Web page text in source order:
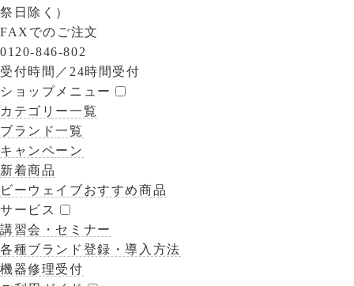
祭日除く）
FAXでのご注文
0120-846-802
受付時間／ 24時間受付
ショップメニュー
カテゴリー一覧
ブランド一覧
キャンペーン
新着商品
ビーウェイブおすすめ商品
サービス
講習会・セミナー
各種ブランド登録・導入方法
機器修理受付